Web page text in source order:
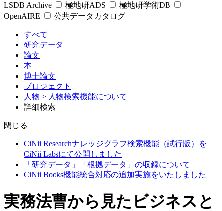
LSDB Archive
極地研ADS
極地研学術DB
OpenAIRE
公共データカタログ
すべて
研究データ
論文
本
博士論文
プロジェクト
人物 > 人物検索機能について
詳細検索
閉じる
CiNii Researchナレッジグラフ検索機能（試行版）を
CiNii Labsにて公開しました
「研究データ」「根拠データ」の収録について
CiNii Books機能統合対応の追加実施をいたしました
実務法曹から見たビジネスと